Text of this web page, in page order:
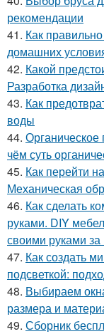
рекомендации
41. Как
домашних
42. Какой
Разработка
43. Как
воды
44.
чём суть
45. Как перейти
Механическая
46. Как сделать
руками. DIY
своими руками за
47. Как создать
подсветкой:
48. Выбираем
размера и
49. Сборник